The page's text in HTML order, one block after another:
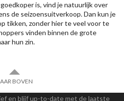
is, vind je natuurlijk over
de seizoensuitverkoop. Dan kun je
tikken, zonder hier te veel voor te
vinden binnen de grote
hun zin.
BOVEN
en blijf up-to-date met de laatste